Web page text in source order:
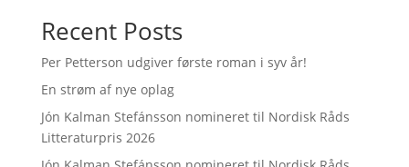
Recent Posts
Per Petterson udgiver første roman i syv år!
En strøm af nye oplag
Jón Kalman Stefánsson nomineret til Nordisk Råds
Litteraturpris 2026